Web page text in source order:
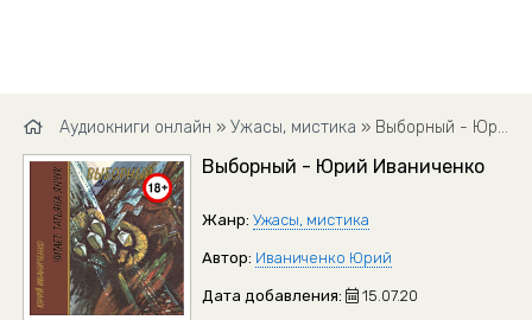
Аудиокниги онлайн » Ужасы, мистика » Выборный - Юрий Иваниченко
Выборный - Юрий Иваниченко
Жанр: Ужасы, мистика
Автор: Иваниченко Юрий
Дата добавления: 15.07.20